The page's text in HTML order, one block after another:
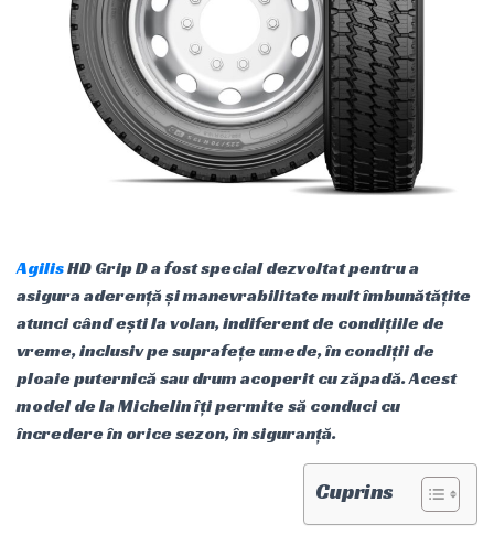
AgilisHD Grip D a fost special dezvoltat pentru a
asigura aderență și manevrabilitate mult îmbunătățite
atunci când ești la volan, indiferent de condițiile de
vreme, inclusiv pe suprafețe umede, în condiții de
ploaie puternică sau drum acoperit cu zăpadă. Acest
model de la Michelin îți permite să conduci cu
încredere în orice sezon, în siguranță.
Cuprins